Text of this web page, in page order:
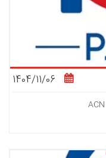
1404/11/06